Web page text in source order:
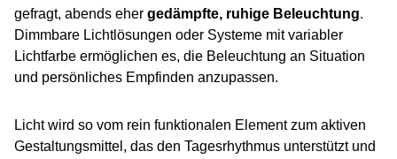
gefragt, abends eher gedämpfte, ruhige Beleuchtung.
Dimmbare Lichtlösungen oder Systeme mit variabler
Lichtfarbe ermöglichen es, die Beleuchtung an Situation
und persönliches Empfinden anzupassen.
Licht wird so vom rein funktionalen Element zum aktiven
Gestaltungsmittel, das den Tagesrhythmus unterstützt und